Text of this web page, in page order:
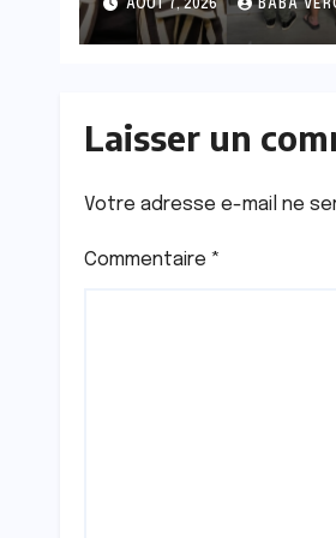
en liberté pour
insuffisance de
AOÛT 7, 2026 BABA
Laisser un
Votre adresse e-mail ne
Commentaire *